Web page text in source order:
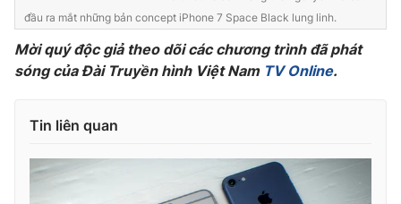
Ðiện thoại Thời báo VTV:
Email:toasoan@vtv.vn
Liên hệ quảng cáo:024-7300.7108
đầu ra mắt những bản concept iPhone 7 Space Black lung linh.
Mời quý độc giả theo dõi các chương trình đã phát
sóng của Đài Truyền hình Việt Nam TV Online.
Tin liên quan